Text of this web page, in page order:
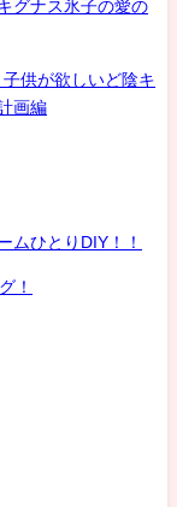
グナス氷子の愛の
供が欲しいど陰キ
画編
ムひとりDIY！！
！